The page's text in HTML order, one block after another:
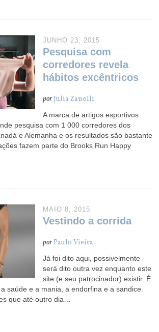
JUNHO 23, 2015
Pesquisa com
corredores revela
hábitos excêntricos
porJulia Zanolli
A marca de artigos esportivos
pesquisa com 1 000 corredores dos
e Alemanha e os resultados são bastante
fazem parte do Brooks Run Happy
MAIO 8, 2015
Vestindo a corrida
porPaulo Vieira
Já foi dito aqui, possivelmente
será dito outra vez enquanto este
site (e seu patrocinador) existir. É
saúde e a mania, a endorfina e a sandice.
que até outro dia…